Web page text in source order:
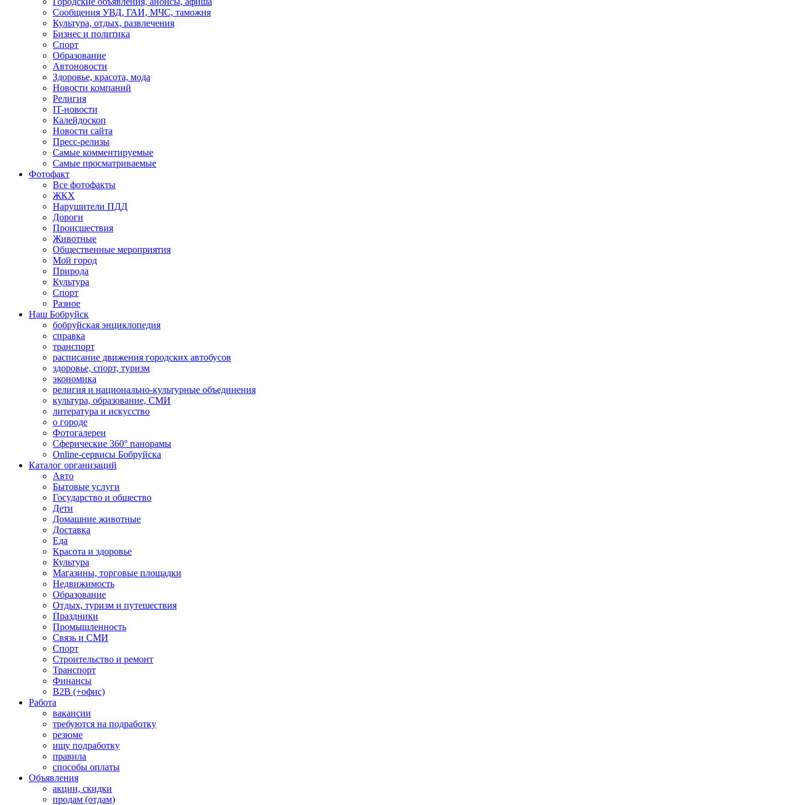
Сообщения УВД, ГАИ, МЧС, таможня
Культура, отдых, развлечения
Бизнес и политика
Спорт
Образование
Автоновости
Здоровье, красота, мода
Новости компаний
Религия
IT-новости
Калейдоскоп
Новости сайта
Пресс-релизы
Самые комментируемые
Самые просматриваемые
Фотофакт
Все фотофакты
ЖКХ
Нарушители ПДД
Дороги
Происшествия
Животные
Общественные мероприятия
Мой город
Природа
Культура
Спорт
Разное
Наш Бобруйск
бобруйская энциклопедия
справка
транспорт
расписание движения городских автобусов
здоровье, спорт, туризм
экономика
религия и национально-культурные объединения
культура, образование, СМИ
литература и искусство
о городе
Фотогалереи
Сферические 360° панорамы
Online-сервисы Бобруйска
Каталог организаций
Авто
Бытовые услуги
Государство и общество
Дети
Домашние животные
Доставка
Еда
Красота и здоровье
Культура
Магазины, торговые площадки
Недвижимость
Образование
Отдых, туризм и путешествия
Праздники
Промышленность
Связь и СМИ
Спорт
Строительство и ремонт
Транспорт
Финансы
B2B (+офис)
Работа
вакансии
требуются на подработку
резюме
ищу подработку
правила
способы оплаты
Объявления
акции, скидки
продам (отдам)